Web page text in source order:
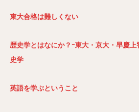
東大合格は難しくない
歴史学とはなにか？ｰ東大・京大・早慶
史学
英語を学ぶということ